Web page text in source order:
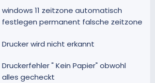
windows 11 zeitzone automatisch
festlegen permanent falsche zeitzone
Drucker wird nicht erkannt
Druckerfehler " Kein Papier" obwohl
alles gecheckt